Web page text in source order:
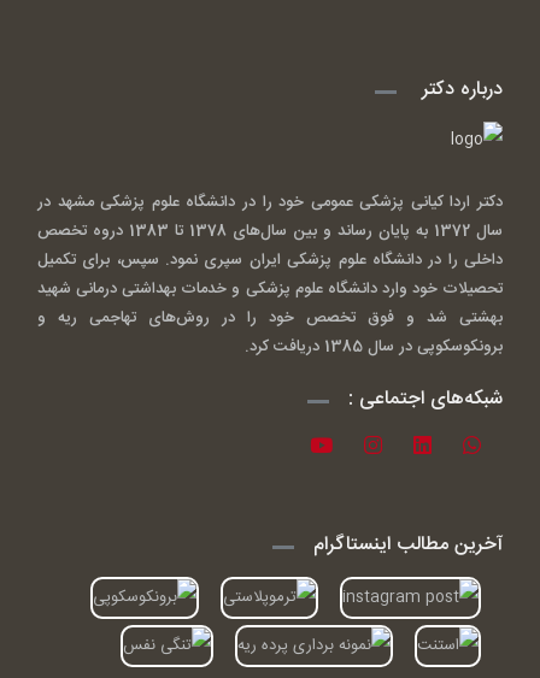
درباره دکتر
دکتر اردا کیانی پزشکی عمومی خود را در دانشگاه علوم پزشکی مشهد در
سال 1372 به پایان رساند و بین سال‌های 1378 تا 1383 دروه تخصص
داخلی را در دانشگاه علوم پزشکی ایران سپری نمود. سپس، برای تکمیل
تحصیلات خود وارد دانشگاه علوم پزشکی و خدمات بهداشتی درمانی شهید
بهشتی شد و فوق تخصص خود را در روش‌های تهاجمی ریه و
برونکوسکوپی در سال 1385 دریافت کرد.
شبکه‌های اجتماعی :
آخرین مطالب اینستاگرام